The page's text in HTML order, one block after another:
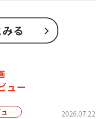
る
ュー
ー 2026.07.22